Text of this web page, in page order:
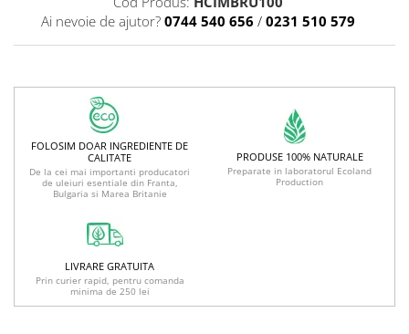
Ai nevoie de ajutor? 0744 540 656 / 0231 510 579
FOLOSIM DOAR INGREDIENTE DE
CALITATE
De la cei mai importanti producatori
de uleiuri esentiale din Franta,
Bulgaria si Marea Britanie
PRODUSE 100% NATURALE
Preparate in laboratorul Ecoland
Production
LIVRARE GRATUITA
Prin curier rapid, pentru comanda
minima de 250 lei